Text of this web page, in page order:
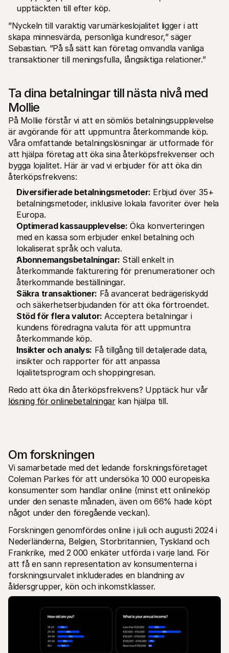
upptäckten till efter köp.
”Nyckeln till varaktig varumärkeslojalitet ligger i att
skapa minnesvärda, personliga kundresor,” säger
Sebastian. ”På så sätt kan företag omvandla vanliga
transaktioner till meningsfulla, långsiktiga relationer.”
Ta dina betalningar till nästa nivå med
Mollie
På Mollie förstår vi att en sömlös betalningsupplevelse
är avgörande för att uppmuntra återkommande köp.
Våra omfattande betalningslösningar är utformade för
att hjälpa företag att öka sina återköpsfrekvenser och
bygga lojalitet. Här är vad vi erbjuder för att öka din
återköpsfrekvens:
Diversifierade betalningsmetoder: Erbjud över 35+
betalningsmetoder, inklusive lokala favoriter över hela
Europa.
Optimerad kassaupplevelse: Öka konverteringen
med en kassa som erbjuder enkel betalning och
lokaliserat språk och valuta.
Abonnemangsbetalningar: Ställ enkelt in
återkommande fakturering för prenumerationer och
återkommande beställningar.
Säkra transaktioner: Få avancerat bedrägeriskydd
och säkerhetserbjudanden för att öka förtroendet.
Stöd för flera valutor: Acceptera betalningar i
kundens föredragna valuta för att uppmuntra
återkommande köp.
Insikter och analys: Få tillgång till detaljerade data,
insikter och rapporter för att anpassa
lojalitetsprogram och shoppingresan.
lösning för onlinebetalningar kan hjälpa till.
Om forskningen
Vi samarbetade med det ledande forskningsföretaget
Coleman Parkes för att undersöka 10 000 europeiska
konsumenter som handlar online (minst ett onlineköp
under den senaste månaden, även om 66% hade köpt
något under den föregående veckan).
Forskningen genomfördes online i juli och augusti 2024 i
Nederländerna, Belgien, Storbritannien, Tyskland och
Frankrike, med 2 000 enkäter utförda i varje land. För
att få en sann representation av konsumenterna i
forskningsurvalet inkluderades en blandning av
åldersgrupper, kön och inkomstklasser.